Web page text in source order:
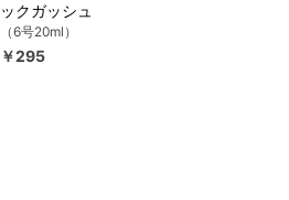
ックガッシュ
（6号20ml）
￥295